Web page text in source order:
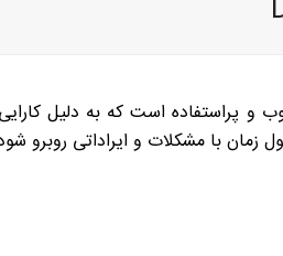
پراستفاده است که به دلیل
با مشکلات و ایراداتی روبرو